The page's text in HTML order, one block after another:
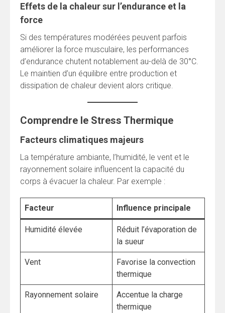
Effets de la chaleur sur l’endurance et la
force
Si des températures modérées peuvent parfois
améliorer la force musculaire, les performances
d’endurance chutent notablement au-delà de 30°C.
Le maintien d’un équilibre entre production et
dissipation de chaleur devient alors critique.
Comprendre le Stress Thermique
Facteurs climatiques majeurs
La température ambiante, l’humidité, le vent et le
rayonnement solaire influencent la capacité du
corps à évacuer la chaleur. Par exemple :
Facteur Influence principale
Humidité élevée
Réduit l’évaporation de
la sueur
Vent
Favorise la convection
thermique
Rayonnement solaire
Accentue la charge
thermique